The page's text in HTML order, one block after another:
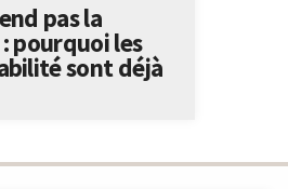
pas la
pourquoi les
sont déjà